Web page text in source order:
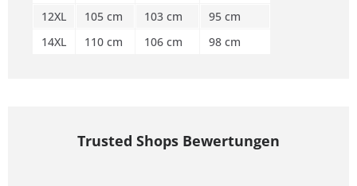
12XL
105 cm 103 cm
95 cm
14XL
110 cm 106 cm 98 cm
Trusted Shops Bewertungen